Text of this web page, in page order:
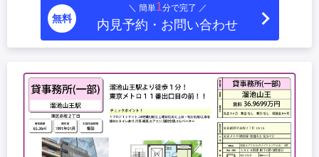
無料
＼ 簡単1分で完了 ／
内見予約・お問い合わせ